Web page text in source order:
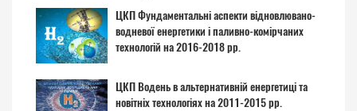
ЦКП Фундаментальні аспекти відновлювано-
водневої енергетики і паливно-комірчаних
технологій на 2016-2018 рр.
ЦКП Водень в альтернативній енергетиці та
новітніх технологіях на 2011-2015 рр.